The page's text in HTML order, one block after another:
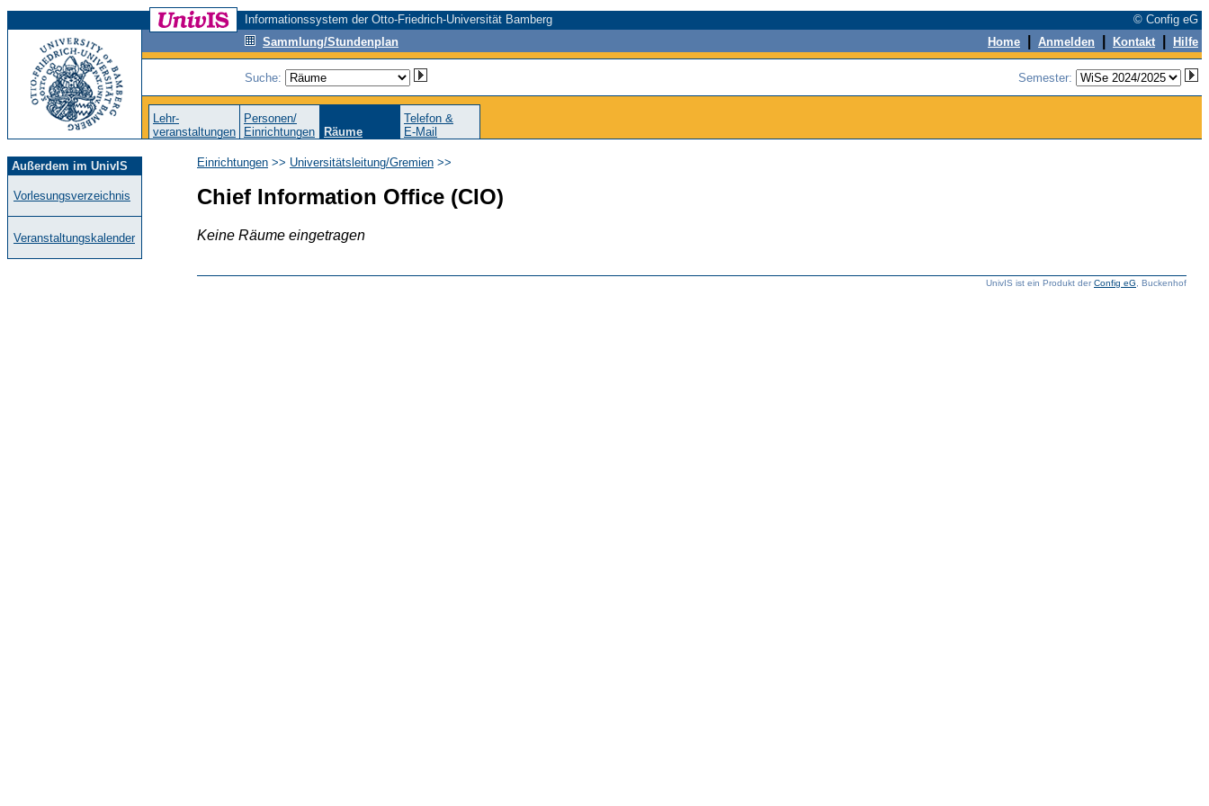
Informationssystem der Otto-Friedrich-Universität Bamberg
© Config eG
Sammlung/Stundenplan
Home Anmelden Kontakt Hilfe
Suche: Semester:
Lehr-
veranstaltungen
Personen/
Einrichtungen
Räume
Telefon &
E-Mail
Außerdem im UnivIS
Vorlesungsverzeichnis
Veranstaltungskalender
Einrichtungen >> Universitätsleitung/Gremien >>
Chief Information Office (CIO)
Keine Räume eingetragen
UnivIS ist ein Produkt derConfig eG , Buckenhof